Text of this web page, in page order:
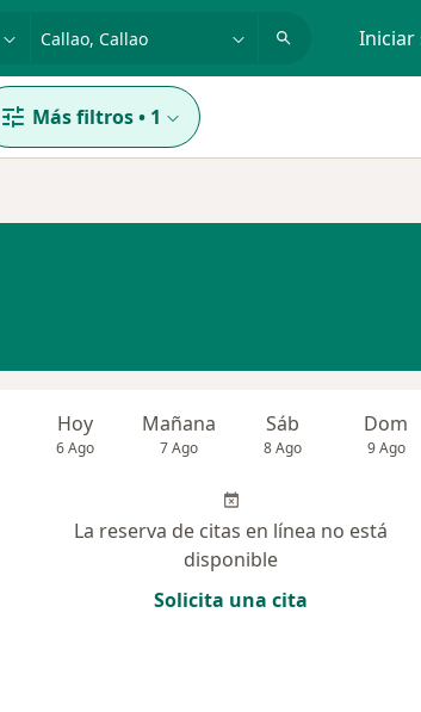
Iniciar
Más filtros• 1
Hoy
6 Ago
Mañana
7 Ago
Sáb
8 Ago
Dom
9 Ago
La reserva de citas en línea no está
disponible
Solicita una cita